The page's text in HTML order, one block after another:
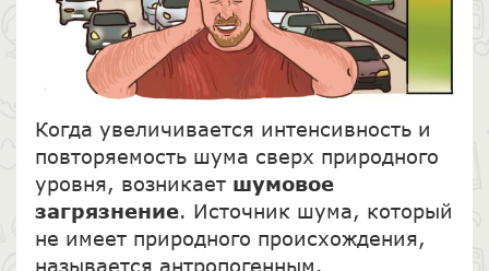
Когда увеличивается интенсивность и
повторяемость шума сверх природного
уровня, возникает шумовое
загрязнение. Источник шума, который
не имеет природного происхождения,
называется антропогенным.